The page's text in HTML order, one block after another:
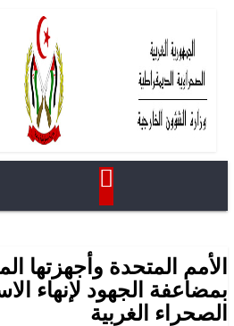
الأمم المتحدة وأجهزتها
بمضاعفة الجهود لإنهاء
الصحراء الغربية